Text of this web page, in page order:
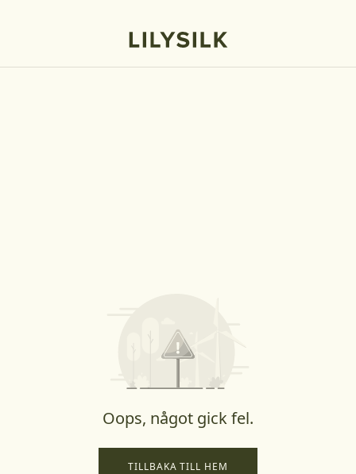
Oops, något gick fel.
TILLBAKA TILL HEM